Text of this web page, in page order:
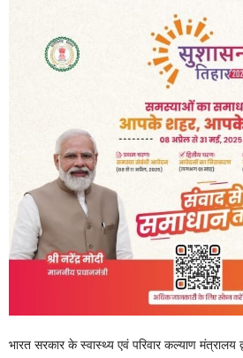
भारत सरकार के स्वास्थ्य एवं परिवार कल्याण मंत्रालय